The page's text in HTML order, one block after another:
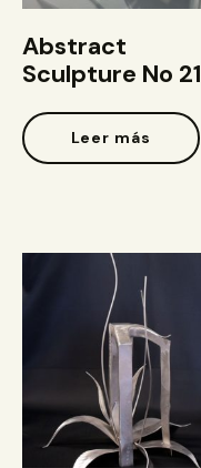
Abstract
Sculpture No 21
Leer más